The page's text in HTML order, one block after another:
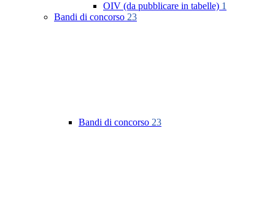
OIV (da pubblicare in tabelle) 1
Bandi di concorso 23
Bandi di concorso 23